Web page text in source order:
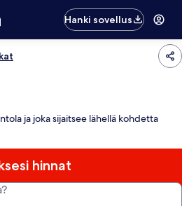
Hanki sovellus
ja joka sijaitsee lähellä kohdetta
hinnat